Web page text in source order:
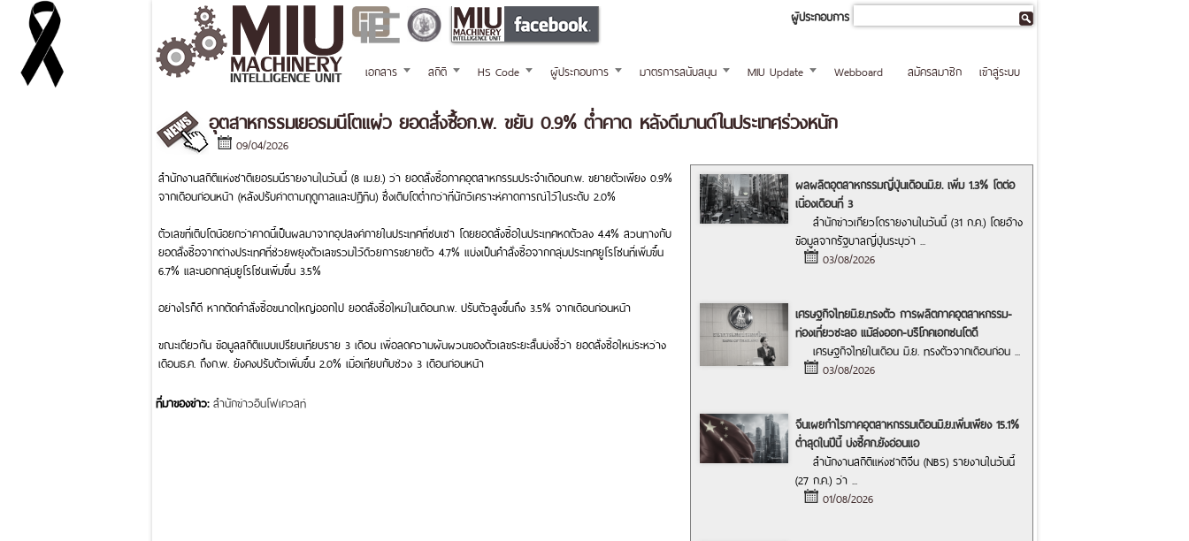
ผู้ประกอบการ
เอกสาร สถิติ HS Code ผู้ประกอบการ มาตรการสนับสนุน MIU Update Webboard เข้าสู่ระบบ
สมัครสมาชิก
อุตสาหกรรมเยอรมนีโตแผ่ว ยอดสั่งซื้อก.พ. ขยับ 0.9% ต่ำคาด หลังดีมานด์ในประเทศร่วงหนัก
09/04/2026
สำนักงานสถิติแห่งชาติเยอรมนีรายงานในวันนี้ (8 เม.ย.) ว่า ยอดสั่งซื้อภาคอุตสาหกรรมประจำเดือนก.พ. ขยายตัวเพียง 0.9%
จากเดือนก่อนหน้า (หลังปรับค่าตามฤดูกาลและปฏิทิน) ซึ่งเติบโตต่ำกว่าที่นักวิเคราะห์คาดการณ์ไว้ในระดับ 2.0%
ตัวเลขที่เติบโตน้อยกว่าคาดนี้เป็นผลมาจากอุปสงค์ภายในประเทศที่ซบเซา โดยยอดสั่งซื้อในประเทศหดตัวลง 4.4% สวนทางกับ
ยอดสั่งซื้อจากต่างประเทศที่ช่วยพยุงตัวเลขรวมไว้ด้วยการขยายตัว 4.7% แบ่งเป็นคำสั่งซื้อจากกลุ่มประเทศยูโรโซนที่เพิ่มขึ้น
6.7% และนอกกลุ่มยูโรโซนเพิ่มขึ้น 3.5%
อย่างไรก็ดี หากตัดคำสั่งซื้อขนาดใหญ่ออกไป ยอดสั่งซื้อใหม่ในเดือนก.พ. ปรับตัวสูงขึ้นถึง 3.5% จากเดือนก่อนหน้า
ขณะเดียวกัน ข้อมูลสถิติแบบเปรียบเทียบราย 3 เดือน เพื่อลดความผันผวนของตัวเลขระยะสั้นบ่งชี้ว่า ยอดสั่งซื้อใหม่ระหว่าง
เดือนธ.ค. ถึงก.พ. ยังคงปรับตัวเพิ่มขึ้น 2.0% เมื่อเทียบกับช่วง 3 เดือนก่อนหน้า
ที่มาของข่าว: สำนักข่าวอินโฟเควสท์
ผลผลิตอุตสาหกรรมญี่ปุ่นเดือนมิ.ย. เพิ่ม 1.3% โตต่อ
เนื่องเดือนที่ 3
สำนักข่าวเกียวโดรายงานในวันนี้ (31 ก.ค.) โดยอ้าง
ข้อมูลจากรัฐบาลญี่ปุ่นระบุว่า ...
03/08/2026
เศรษฐกิจไทยมิ.ย.ทรงตัว การผลิตภาคอุตสาหกรรม-
ท่องเที่ยวชะลอ แม้ส่งออก-บริโภคเอกชนโตดี
เศรษฐกิจไทยในเดือน มิ.ย. ทรงตัวจากเดือนก่อน ...
03/08/2026
จีนเผยกำไรภาคอุตสาหกรรมเดือนมิ.ย.เพิ่มเพียง 15.1%
ต่ำสุดในปีนี้ บ่งชี้ศก.ยังอ่อนแอ
สำนักงานสถิติแห่งชาติจีน (NBS) รายงานในวันนี้
(27 ก.ค.) ว่า ...
01/08/2026